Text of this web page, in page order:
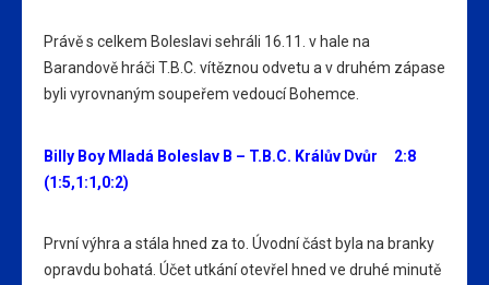
Právě s celkem Boleslavi sehráli 16.11. v hale na
Barandově hráči T.B.C. vítěznou odvetu a v druhém zápase
byli vyrovnaným soupeřem vedoucí Bohemce.
Billy Boy Mladá Boleslav B – T.B.C. Králův Dvůr 2:8
(1:5,1:1,0:2)
První výhra a stála hned za to. Úvodní část byla na branky
opravdu bohatá. Účet utkání otevřel hned ve druhé minutě